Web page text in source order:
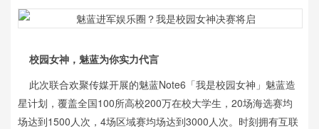
校园女神，魅蓝为你实力代言
此次联合欢聚传媒开展的魅蓝Note6「我是校园女神」魅蓝造
星计划，覆盖全国100所高校200万在校大学生，20场海选赛均
场达到1500人次，4场区域赛均场达到3000人次。时刻拥有互联